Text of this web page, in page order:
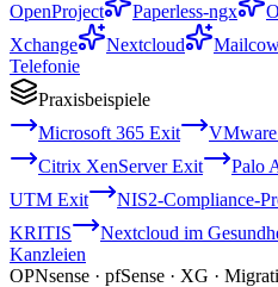
OpenProject
Paperless-ngx
Xchange
Nextcloud
Telefonie
Praxisbeispiele
Microsoft 365 Exit
Citrix XenServer Exit
Palo
UTM Exit
NIS2-Compliance-
KRITIS
Nextcloud im
Kanzleien
OPNsense · pfSense · XG ·